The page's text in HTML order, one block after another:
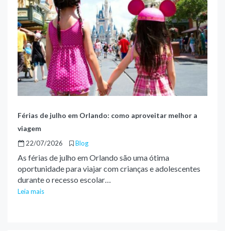
Férias de julho em Orlando: como aproveitar melhor a
viagem
22/07/2026 Blog
As férias de julho em Orlando são uma ótima
oportunidade para viajar com crianças e adolescentes
durante o recesso escolar…
Leia mais